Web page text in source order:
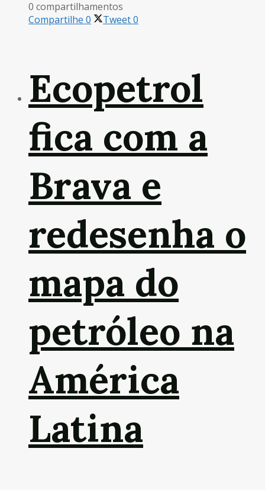
0 compartilhamentos
Compartilhe 0 Tweet0
Ecopetrol
fica com a
Brava e
redesenha o
mapa do
petróleo na
América
Latina